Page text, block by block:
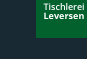
Tischlerei
Leversen